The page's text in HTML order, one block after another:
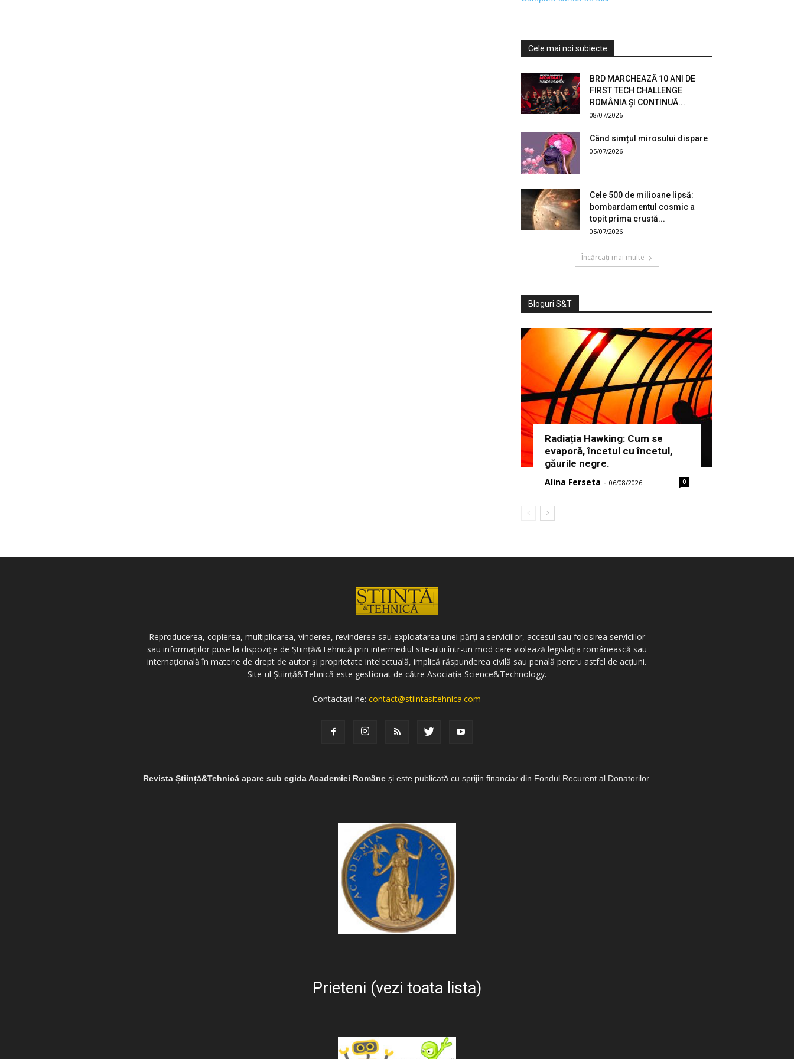
Cele mai noi subiecte
BRD MARCHEAZĂ 10 ANI DE
FIRST TECH CHALLENGE
ROMÂNIA ȘI CONTINUĂ...
08/07/2026
Când simțul mirosului dispare
05/07/2026
Cele 500 de milioane lipsă:
bombardamentul cosmic a
topit prima crustă...
05/07/2026
Încărcați mai multe
Bloguri S&T
Radiația Hawking: Cum se
evaporă, încetul cu încetul,
găurile negre.
Alina Ferseta - 06/08/2026 0
Reproducerea, copierea, multiplicarea, vinderea, revinderea sau exploatarea unei părți a serviciilor, accesul sau folosirea serviciilor
sau informațiilor puse la dispoziție de Știință&Tehnică prin intermediul site-ului într-un mod care violează legislația românească sau
internațională în materie de drept de autor și proprietate intelectuală, implică răspunderea civilă sau penală pentru astfel de acțiuni.
Site-ul Știință&Tehnică este gestionat de către Asociația Science&Technology.
Contactați-ne:contact@stiintasitehnica.com
Revista Știință&Tehnică apare sub egida Academiei Române și este publicată cu sprijin financiar din Fondul Recurent al Donatorilor.
Prieteni (vezi toata lista)